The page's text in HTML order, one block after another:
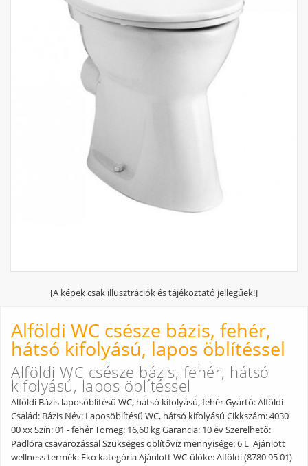
[A képek csak illusztrációk és tájékoztató jellegűek!]
Alföldi WC csésze bázis, fehér,
hátsó kifolyású, lapos öblítéssel
Alföldi WC csésze bázis, fehér, hátsó
kifolyású, lapos öblítéssel
Alföldi Bázis laposöblítésű WC, hátsó kifolyású, fehér Gyártó: Alföldi
Család: Bázis Név: Laposöblítésű WC, hátsó kifolyású Cikkszám: 4030
00 xx Szín: 01 - fehér Tömeg: 16,60 kg Garancia: 10 év Szerelhető:
Padlóra csavarozással Szükséges öblítővíz mennyisége: 6 L Ajánlott
wellness termék: Eko kategória Ajánlott WC-ülőke: Alföldi (8780 95 01)